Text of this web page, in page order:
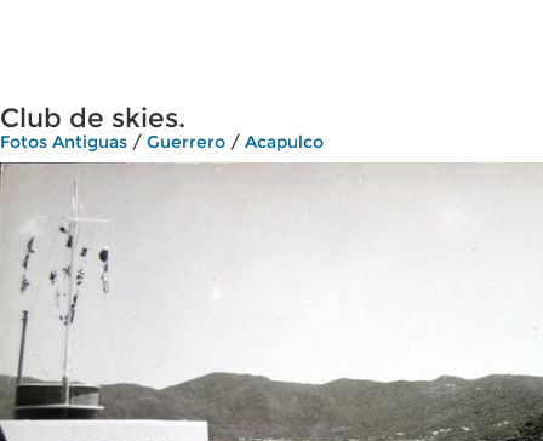
Club de skies.
Fotos Antiguas / Guerrero / Acapulco